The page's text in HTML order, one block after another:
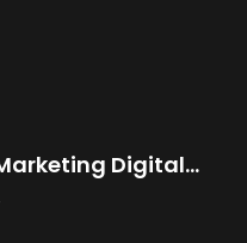
Évolution du Marketing Digital : Histoire,